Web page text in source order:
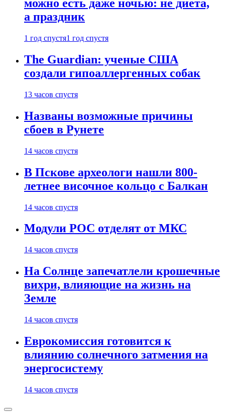
можно есть даже ночью: не диета,
а праздник
1 год спустя1 год спустя
The Guardian: ученые США
создали гипоаллергенных собак
13 часов спустя
Названы возможные причины
сбоев в Рунете
14 часов спустя
В Пскове археологи нашли 800-
летнее височное кольцо с Балкан
14 часов спустя
Модули РОС отделят от МКС
14 часов спустя
На Солнце запечатлели крошечные
вихри, влияющие на жизнь на
Земле
14 часов спустя
Еврокомиссия готовится к
влиянию солнечного затмения на
энергосистему
14 часов спустя